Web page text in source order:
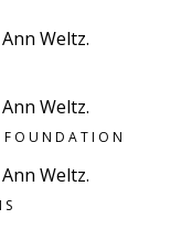
Weltz.
Weltz.
Weltz.